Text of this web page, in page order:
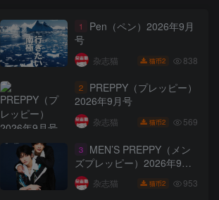
1
Pen（ペン）2026年9月
号
杂志猫 猫币2 838
2
PREPPY（プレッピー）
2026年9月号
杂志猫 猫币2 569
3
MEN’S PREPPY（メン
ズプレッピー）2026年9月
号
杂志猫 猫币2 953